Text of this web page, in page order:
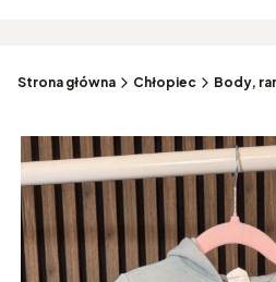
Strona główna Chłopiec Body,